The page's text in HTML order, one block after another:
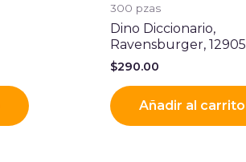
300 pzas
Dino Diccionario,
Ravensburger, 12905
$290.00
Añadir al carrito